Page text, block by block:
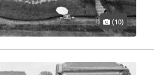
(10)